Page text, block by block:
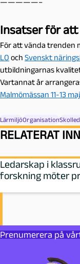
—————–
Insatser för
För att vända trenden
LO och Svenskt
utbildningarnas
Vartannat år
Malmömässan 11-13 maj
LärmiljöOrganisation
RELATERAT
Ledarskap i
forskning möter
Prenumerera på